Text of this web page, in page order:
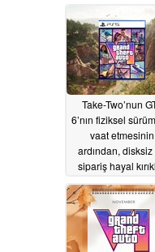
06/30/2026
Take-Two’nun
6’nın fiziksel
vaat etmesinin
ardından, disksiz
sipariş hayal
06/25/2026